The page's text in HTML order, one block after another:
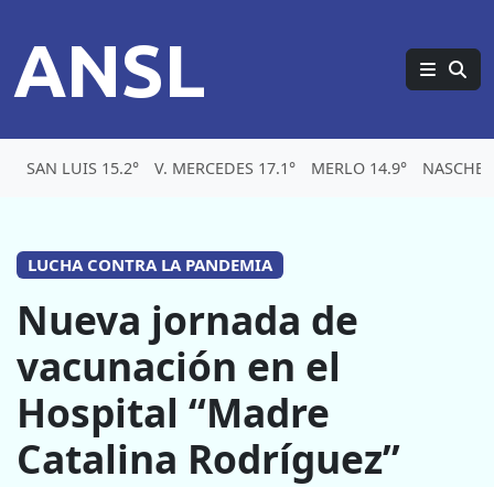
ANSL
SAN LUIS 15.2° V. MERCEDES 17.1° MERLO 14.9°
LUCHA CONTRA LA PANDEMIA
Nueva jornada de
vacunación en el
Hospital “Madre
Catalina Rodríguez”